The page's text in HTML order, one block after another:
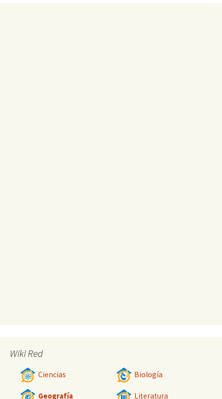
Wiki Red
Ciencias Biología
Geografía Literatura